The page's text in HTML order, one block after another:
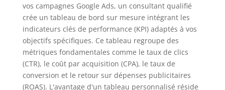
vos campagnes Google Ads, un consultant qualifié
crée un tableau de bord sur mesure intégrant les
indicateurs clés de performance (KPI) adaptés à vos
objectifs spécifiques. Ce tableau regroupe des
métriques fondamentales comme le taux de clics
(CTR), le coût par acquisition (CPA), le taux de
conversion et le retour sur dépenses publicitaires
(ROAS). L'avantage d'un tableau personnalisé réside